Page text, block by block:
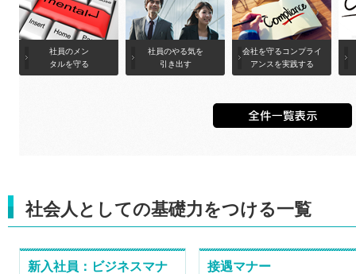
社員のメン
タルを守る
社員のやる気を
引き出す
会社を守るコンプライ
アンスを実践する
社会人としての基礎力をつける一覧
新入社員：ビジネスマナ
接遇マナー